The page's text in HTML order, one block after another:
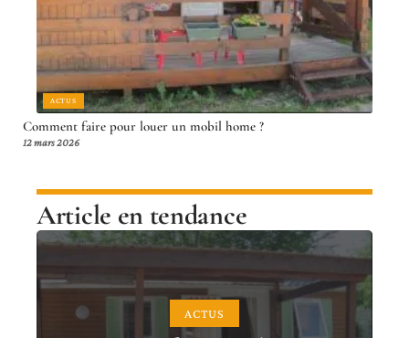
ACTUS
Comment faire pour louer un mobil home ?
12 mars 2026
Article en tendance
ACTUS